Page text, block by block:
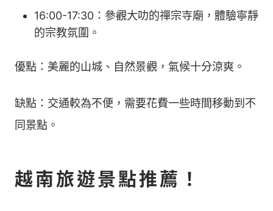
16:00-17:30：參觀大叻的禪宗寺廟，體驗寧靜
的宗教氛圍。
優點：美麗的山城、自然景觀，氣候十分涼爽。
缺點：交通較為不便，需要花費一些時間移動到不
同景點。
越南旅遊景點推薦！